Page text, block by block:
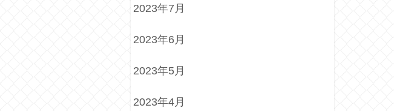
2023年7月
2023年6月
2023年5月
2023年4月